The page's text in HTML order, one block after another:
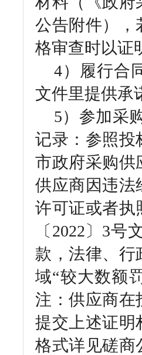
公告附件），
格审查时以证
4）履行合
文件里提供承
5）参加采
记录：参照投
市政府采购供
供应商因违法
许可证或者执
〔2022〕3
款，法律、行
域“较大数额
注：供应商在
提交上述证明
格式详见磋商